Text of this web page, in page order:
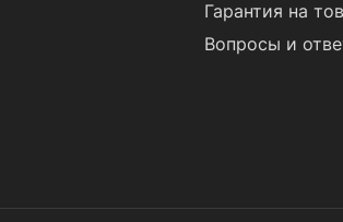
Гарантия на
Вопросы и